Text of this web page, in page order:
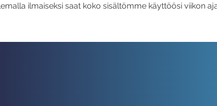
ilmaiseksi saat koko sisältömme käyttöösi viikon